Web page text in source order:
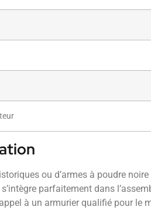
ou d’armes à poudre
parfaitement dans
à un armurier qualifié pour le